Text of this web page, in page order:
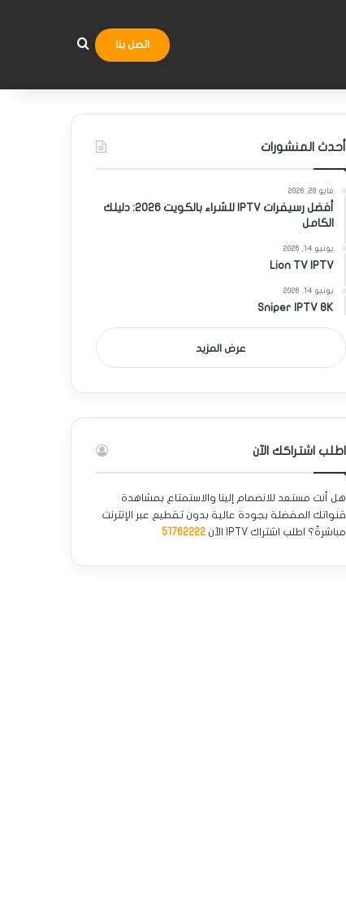
اتصل بنا بحث عن
أحدث المنشورات
مايو 28, 2026
أفضل رسيفرات IPTV للشراء بالكويت 2026: دليلك
الكامل
يونيو 14, 2026
Lion TV IPTV
يونيو 14, 2026
Sniper IPTV 8K
عرض المزيد
اطلب اشتراكك الآن
هل أنت مستعد للانضمام إلينا والاستمتاع بمشاهدة
قنواتك المفضلة بجودة عالية بدون تقطيع عبر الإنترنت
مباشرةً؟ اطلب اشتراك IPTV الآن
51762222